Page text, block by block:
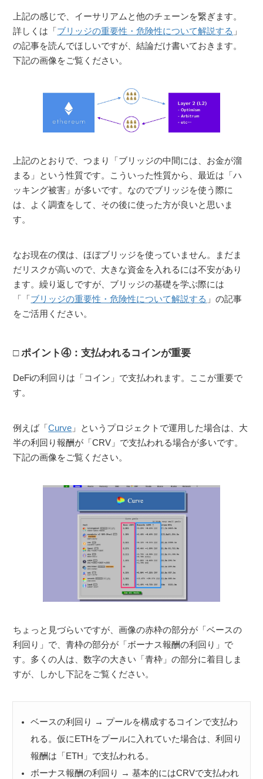
上記の感じで、イーサリアムと他のチェーンを繋ぎます。
詳しくは「ブリッジの重要性・危険性について解説する 」
の記事を読んでほしいですが、結論だけ書いておきます。
下記の画像をご覧ください。
上記のとおりで、つまり「ブリッジの中間には、お金が溜
まる」という性質です。こういった性質から、最近は「ハ
ッキング被害」が多いです。なのでブリッジを使う際に
は、よく調査をして、その後に使った方が良いと思いま
す。
なお現在の僕は、ほぼブリッジを使っていません。まだま
だリスクが高いので、大きな資金を入れるには不安があり
ます。繰り返しですが、ブリッジの基礎を学ぶ際には
「「ブリッジの重要性・危険性について解説する 」の記事
をご活用ください。
ポイント④：支払われるコインが重要
DeFiの利回りは「コイン」で支払われます。ここが重要で
す。
例えば「Curve 」というプロジェクトで運用した場合は、大
半の利回り報酬が「CRV」で支払われる場合が多いです。
下記の画像をご覧ください。
ちょっと見づらいですが、画像の赤枠の部分が「ベースの
利回り」で、青枠の部分が「ボーナス報酬の利回り」で
す。多くの人は、数字の大きい「青枠」の部分に着目しま
すが、しかし下記をご覧ください。
ベースの利回り → プールを構成するコインで支払わ
れる。仮にETHをプールに入れていた場合は、利回り
報酬は「ETH」で支払われる。
ボーナス報酬の利回り → 基本的にはCRVで支払われ